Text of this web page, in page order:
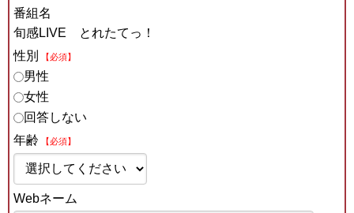
番組名
旬感LIVE とれたてっ！
性別
【必須】
男性
女性
回答しない
年齢
【必須】
Webネーム